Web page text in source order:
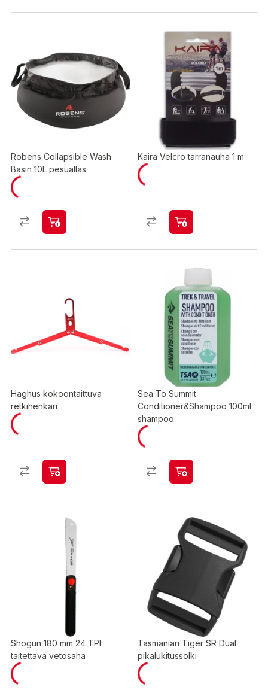
Robens Collapsible Wash
Basin 10L pesuallas
Kaira Velcro tarranauha 1 m
Haghus kokoontaittuva
retkihenkari
Sea To Summit
Conditioner&Shampoo 100ml
shampoo
Shogun 180 mm 24 TPI
taitettava vetosaha
Tasmanian Tiger SR Dual
pikalukitussolki